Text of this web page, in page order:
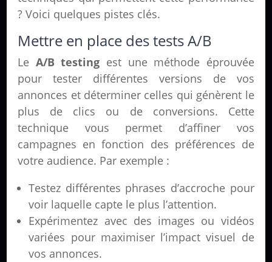
? Voici quelques pistes clés.
Mettre en place des tests A/B
Le A/B testing est une méthode éprouvée
pour tester différentes versions de vos
annonces et déterminer celles qui génèrent le
plus de clics ou de conversions. Cette
technique vous permet d’affiner vos
campagnes en fonction des préférences de
votre audience. Par exemple :
Testez différentes phrases d’accroche pour
voir laquelle capte le plus l’attention.
Expérimentez avec des images ou vidéos
variées pour maximiser l’impact visuel de
vos annonces.